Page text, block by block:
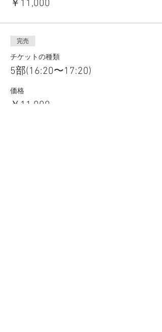
￥11,000
完売
チケットの種類
5部(16:20〜17:20)
価格
￥11,000